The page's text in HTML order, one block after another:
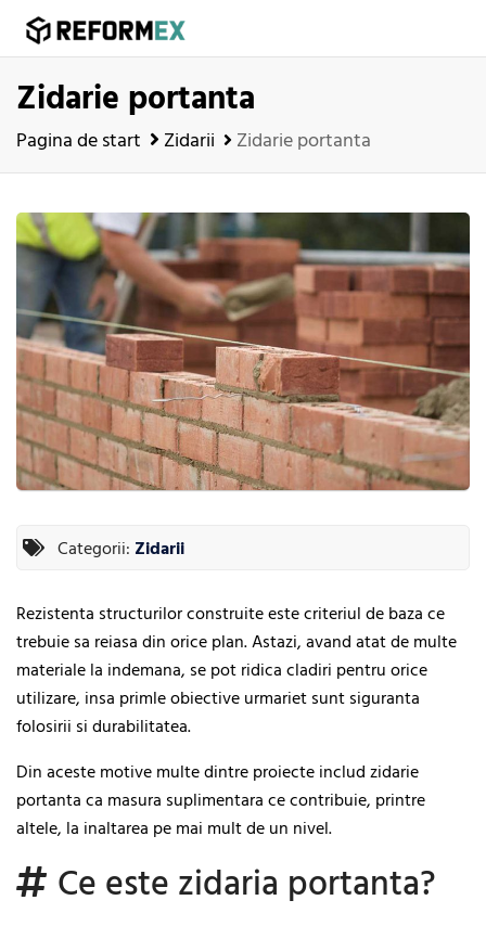
Zidarie portanta
Pagina de start Zidarii Zidarie portanta
Categorii: Zidarii
Rezistenta structurilor construite este criteriul de baza ce
trebuie sa reiasa din orice plan. Astazi, avand atat de multe
materiale la indemana, se pot ridica cladiri pentru orice
utilizare, insa primle obiective urmariet sunt siguranta
folosirii si durabilitatea.
Din aceste motive multe dintre proiecte includ zidarie
portanta ca masura suplimentara ce contribuie, printre
altele, la inaltarea pe mai mult de un nivel.
Ce este zidaria portanta?